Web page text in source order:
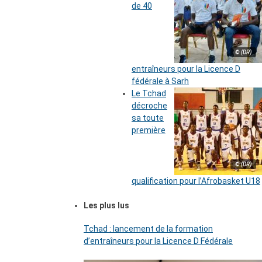
© (DR)
de 40
entraîneurs pour la Licence D
fédérale à Sarh
© (DR)
Le Tchad
décroche
sa toute
première
qualification pour l’Afrobasket U18
Les plus lus
Tchad : lancement de la formation
d’entraîneurs pour la Licence D Fédérale